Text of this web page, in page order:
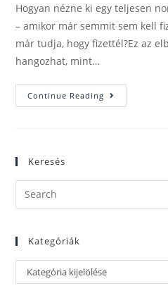
Hogyan nézne ki egy teljesen
– amikor már semmit sem kell
már tudja, hogy fizettél?Ez az
hangozhat, mint…
Continue Reading
Keresés
Kategóriák
Kategória kijelölése